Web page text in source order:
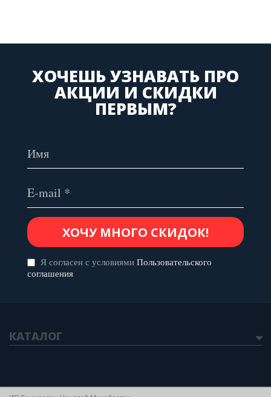
ХОЧЕШЬ УЗНАВАТЬ ПРО
АКЦИИ И СКИДКИ
ПЕРВЫМ?
Я согласен с условиями Пользовательского
соглашения
КАТАЛОГ